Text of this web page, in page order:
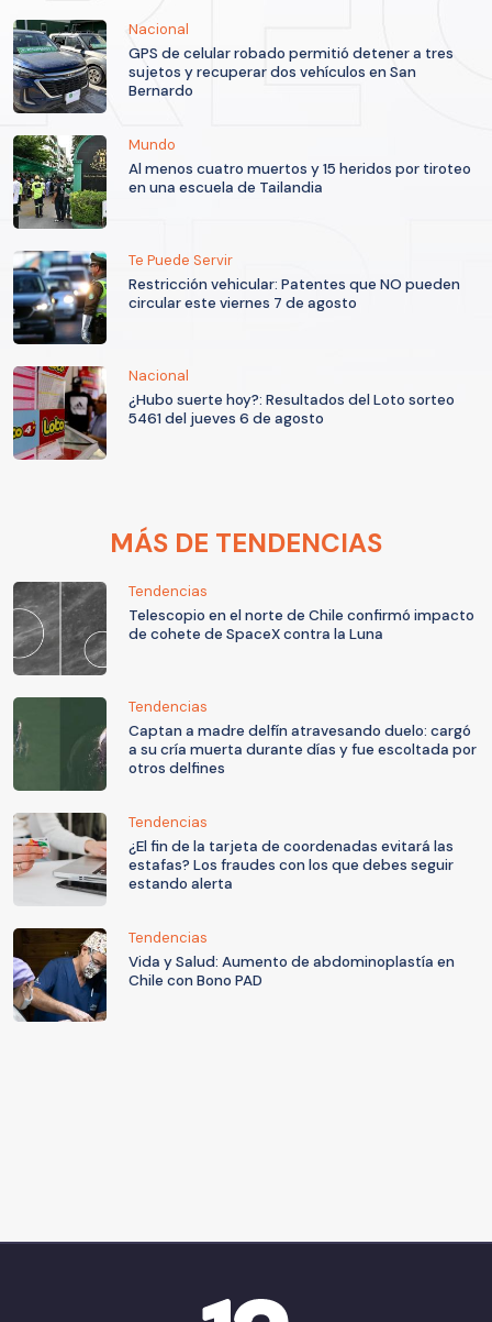
Nacional
GPS de celular robado permitió detener a tres
sujetos y recuperar dos vehículos en San
Bernardo
Mundo
Al menos cuatro muertos y 15 heridos por tiroteo
en una escuela de Tailandia
Te Puede Servir
Restricción vehicular: Patentes que NO pueden
circular este viernes 7 de agosto
Nacional
¿Hubo suerte hoy?: Resultados del Loto sorteo
5461 del jueves 6 de agosto
MÁS DE TENDENCIAS
Tendencias
Telescopio en el norte de Chile confirmó impacto
de cohete de SpaceX contra la Luna
Tendencias
Captan a madre delfín atravesando duelo: cargó
a su cría muerta durante días y fue escoltada por
otros delfines
Tendencias
¿El fin de la tarjeta de coordenadas evitará las
estafas? Los fraudes con los que debes seguir
estando alerta
Tendencias
Vida y Salud: Aumento de abdominoplastía en
Chile con Bono PAD